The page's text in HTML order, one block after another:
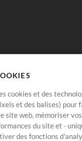
Compte
Connexion
cookies et des
et des balises) pour
site web, mémoriser
du site et -
des fonctions